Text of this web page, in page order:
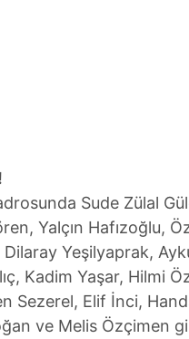
Sude Zülal
Yalçın Hafızoğlu,
Dilaray Yeşilyaprak,
Kadim Yaşar, Hilmi
Sezerel, Elif İnci,
ve Melis Özçimen